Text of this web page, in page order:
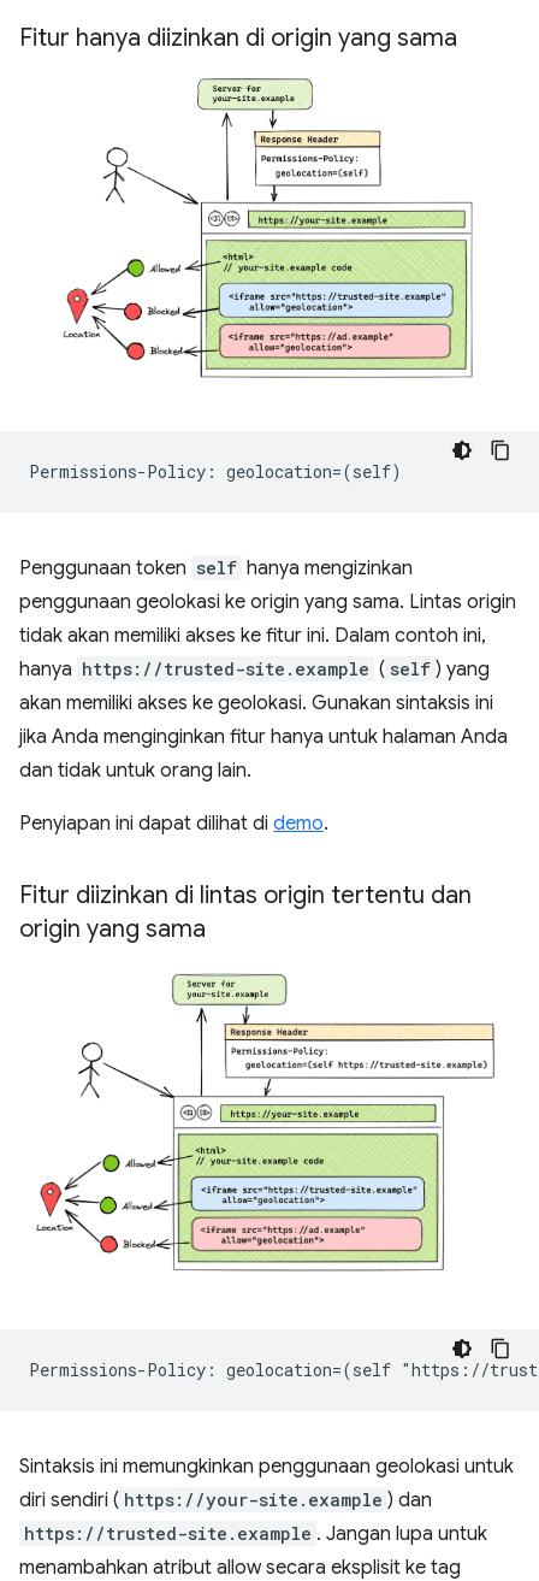
Fitur hanya diizinkan di origin yang sama
Penggunaan token self hanya mengizinkan
penggunaan geolokasi ke origin yang sama. Lintas origin
tidak akan memiliki akses ke fitur ini. Dalam contoh ini,
hanya https://trusted-site.example ( self ) yang
akan memiliki akses ke geolokasi. Gunakan sintaksis ini
jika Anda menginginkan fitur hanya untuk halaman Anda
dan tidak untuk orang lain.
Penyiapan ini dapat dilihat di demo.
Fitur diizinkan di lintas origin tertentu dan
origin yang sama
Sintaksis ini memungkinkan penggunaan geolokasi untuk
diri sendiri ( https://your-site.example ) dan
https://trusted-site.example . Jangan lupa untuk
menambahkan atribut allow secara eksplisit ke tag